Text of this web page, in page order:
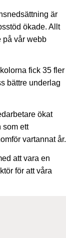
är
ökade. Allt
på vår webb
fick 35 fler
bättre underlag
ökat
som ett
vartannat år.
att vara en
för att våra